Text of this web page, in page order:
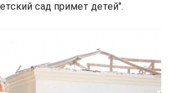
сад примет детей".